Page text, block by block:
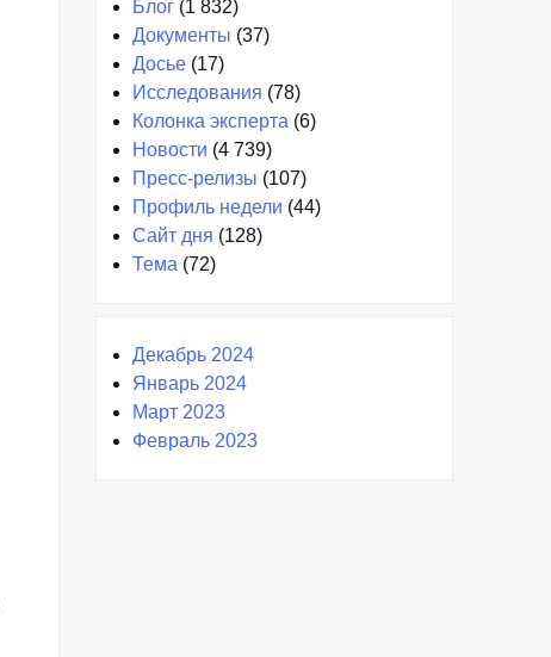
Блог (1 832)
Документы (37)
Досье (17)
Исследования (78)
Колонка эксперта (6)
Новости (4 739)
Пресс-релизы (107)
Профиль недели (44)
Сайт дня (128)
Тема (72)
Декабрь 2024
Январь 2024
Март 2023
Февраль 2023